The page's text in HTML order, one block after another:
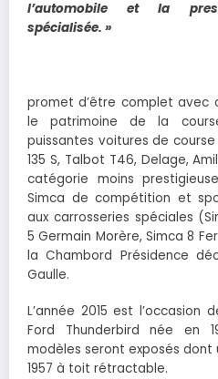
l’automobile et la
spécialisée. »
Le
promet d’être complet avec
le patrimoine de la
puissantes voitures de
135 S, Talbot T46, Delage,
catégorie moins
Simca de compétition et
aux carrosseries spéciales
5 Germain Morère, Simca 8
la Chambord Présidence
Gaulle.
L’année 2015 est
Ford Thunderbird née en
modèles seront exposés
1957 à toit rétractable.